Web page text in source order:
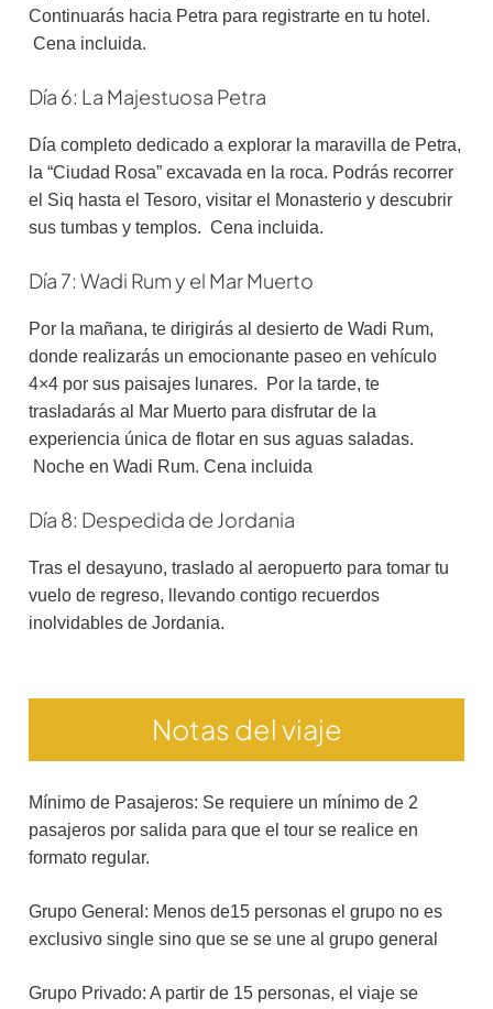
Continuarás hacia Petra para registrarte en tu hotel.
Cena incluida.
Día 6: La Majestuosa Petra
Día completo dedicado a explorar la maravilla de Petra,
la “Ciudad Rosa” excavada en la roca. Podrás recorrer
el Siq hasta el Tesoro, visitar el Monasterio y descubrir
sus tumbas y templos. Cena incluida.
Día 7: Wadi Rum y el Mar Muerto
Por la mañana, te dirigirás al desierto de Wadi Rum,
donde realizarás un emocionante paseo en vehículo
4×4 por sus paisajes lunares. Por la tarde, te
trasladarás al Mar Muerto para disfrutar de la
experiencia única de flotar en sus aguas saladas.
Noche en Wadi Rum. Cena incluida
Día 8: Despedida de Jordania
Tras el desayuno, traslado al aeropuerto para tomar tu
vuelo de regreso, llevando contigo recuerdos
inolvidables de Jordania.
Notas del viaje
Mínimo de Pasajeros: Se requiere un mínimo de 2
pasajeros por salida para que el tour se realice en
formato regular.
Grupo General: Menos de15 personas el grupo no es
exclusivo single sino que se se une al grupo general
Grupo Privado: A partir de 15 personas, el viaje se